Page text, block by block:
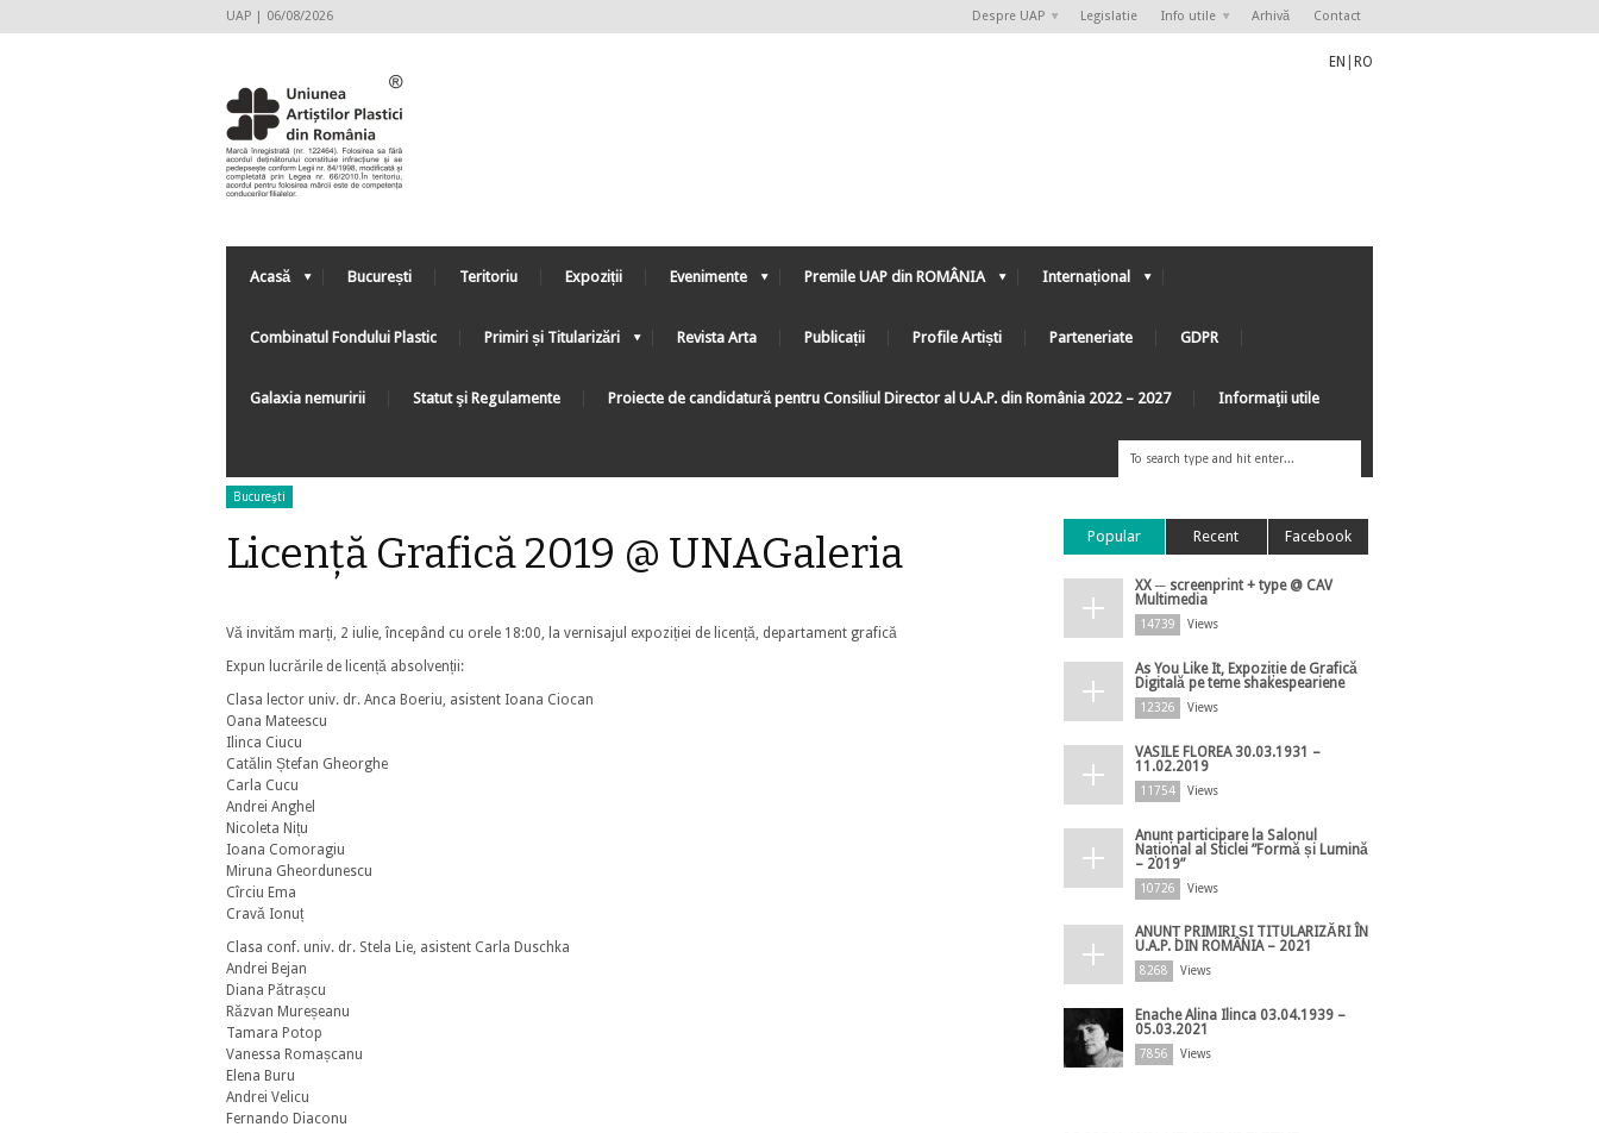
UAP | 06/08/2026 Despre UAP Legislatie Info utile Arhivă Contact
EN RO
Acasă București Teritoriu Expoziții Evenimente Premile UAP din ROMÂNIA Internațional
Combinatul Fondului Plastic Primiri și Titularizări Revista Arta Publicații Profile Artiști Parteneriate GDPR
Galaxia nemuririi Statut şi Regulamente Proiecte de candidatură pentru Consiliul Director al U.A.P. din România 2022 – 2027 Informaţii utile
Bucureşti
Licență Grafică 2019 @ UNAGaleria
Vă invităm marți, 2 iulie, începând cu orele 18:00, la vernisajul expoziției de licență, departament grafică
Expun lucrările de licență absolvenții:
Clasa lector univ. dr. Anca Boeriu, asistent Ioana Ciocan
Oana Mateescu
Ilinca Ciucu
Catălin Ștefan Gheorghe
Carla Cucu
Andrei Anghel
Nicoleta Nițu
Ioana Comoragiu
Miruna Gheordunescu
Cîrciu Ema
Cravă Ionuț
Clasa conf. univ. dr. Stela Lie, asistent Carla Duschka
Andrei Bejan
Diana Pătrașcu
Răzvan Mureșeanu
Tamara Potop
Vanessa Romașcanu
Elena Buru
Andrei Velicu
Fernando Diaconu
Popular Recent Facebook
XX ─ screenprint + type @ CAV
Multimedia
14739 Views
As You Like It, Expoziție de Grafică
Digitală pe teme shakespeariene
12326 Views
VASILE FLOREA 30.03.1931 –
11.02.2019
11754 Views
Anunț participare la Salonul
Național al Sticlei ”Formă și Lumină
– 2019”
10726 Views
ANUNȚ PRIMIRI ȘI TITULARIZĂRI ÎN
U.A.P. DIN ROMÂNIA – 2021
8268 Views
Enache Alina Ilinca 03.04.1939 –
05.03.2021
7856 Views